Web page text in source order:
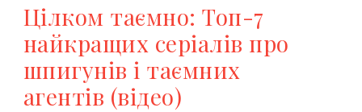
Цілком таємно: Топ-7
найкращих серіалів про
шпигунів і таємних
агентів (відео)